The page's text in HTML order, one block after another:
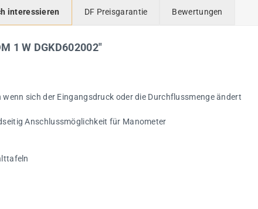
interessieren DF Preisgarantie Bewertungen
1 W DGKD602002"
sich der Eingangsdruck oder die Durchflussmenge ändert
Anschlussmöglichkeit für Manometer